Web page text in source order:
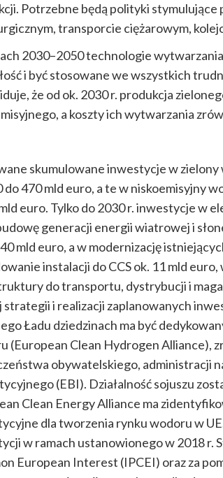
Potrzebne będą polityki stymulujące
transporcie ciężarowym,
2030–2050 technologie
i być stosowane we wszystkich
że od ok. 2030 r. produkcja
a koszty ich wytwarzania
skumulowane inwestycje w
do 470 mld euro, a te w niskoemisyjny
euro. Tylko do 2030 r. inwestycje w
generacji energii wiatrowej i
mld euro, a w modernizację
instalacji do CCS ok. 11 mld euro,
do transportu, dystrybucji i
strategii i realizacji zaplanowanych
Ładu dziedzinach ma być
(European Clean Hydrogen Alliance),
obywatelskiego, administracji
(EBI). Działalność sojuszu
Clean Energy Alliance ma
dla tworzenia rynku wodoru w
w ramach ustanowionego w 2018
European Interest (IPCEI) oraz za